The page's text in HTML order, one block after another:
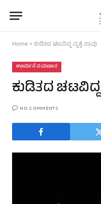
Home »ಕುಡಿತದ ಚಟವಿದ್ದ ವ್ಯಕ್ತಿ ಸಾವು
ಊರ್ಮನೆ ಸಮಾಚಾರ
ಕುಡಿತದ ಚಟವಿದ್ದ
NO COMMENTS